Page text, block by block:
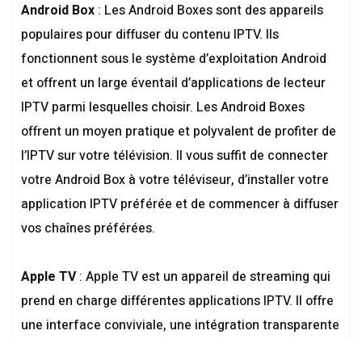
Android Box : Les Android Boxes sont des appareils
populaires pour diffuser du contenu IPTV. Ils
fonctionnent sous le système d’exploitation Android
et offrent un large éventail d’applications de lecteur
IPTV parmi lesquelles choisir. Les Android Boxes
offrent un moyen pratique et polyvalent de profiter de
l’IPTV sur votre télévision. Il vous suffit de connecter
votre Android Box à votre téléviseur, d’installer votre
application IPTV préférée et de commencer à diffuser
vos chaînes préférées.
Apple TV: Apple TV est un appareil de streaming qui
prend en charge différentes applications IPTV. Il offre
une interface conviviale, une intégration transparente